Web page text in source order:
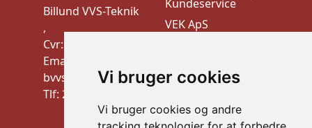
Vi bruger cookies
Vi bruger cookies og andre
Billund VVS-Teknik
,
Cvr: 10910900
Email:
bvvstek@gmail.com
Tlf: 20 32 21 09
Kundeservice
VEK ApS
CVR:44526026
TLF: Al henvendelse
via mail